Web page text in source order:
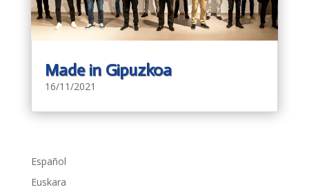
Made in Gipuzkoa
16/11/2021
Español
Euskara